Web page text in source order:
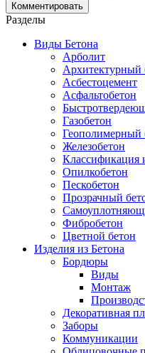
Разделы
Виды Бетона
Арболит
Архитектурный
Асбестоцемент
Асфальтобетон
Газобетон
Геополимерный
Железобетон
Классификация
Опилкобетон
Пескобетон
Прозрачный
Фибробетон
Цветной бетон
Изделия из Бетона
Бордюры
Виды
Монтаж
Декоративная
Заборы
Коммуникации